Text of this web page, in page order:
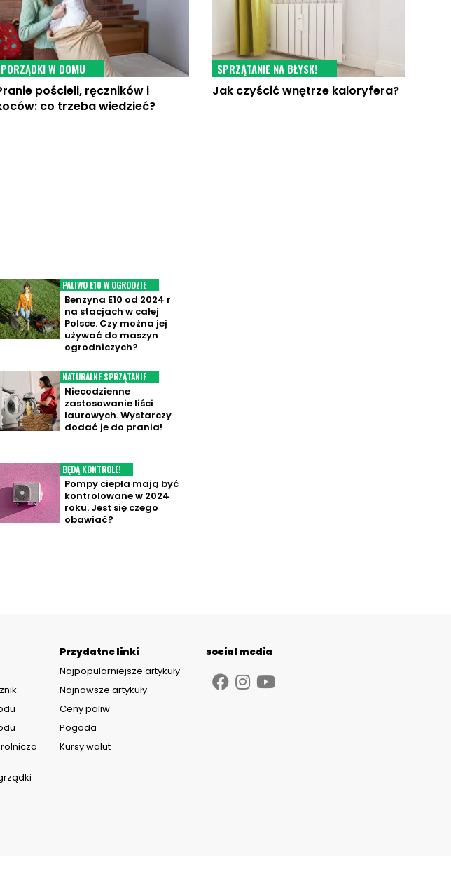
PORZĄDKI W DOMU
pościeli, ręczników i
co trzeba wiedzieć?
SPRZĄTANIE NA BŁYSK!
Jak czyścić wnętrze kaloryfera?
PALIWO E10 W OGRODZIE
Benzyna E10 od 2024 r
na stacjach w całej
Polsce. Czy można jej
używać do maszyn
ogrodniczych?
NATURALNE SPRZĄTANIE
Niecodzienne
zastosowanie liści
laurowych. Wystarczy
dodać je do prania!
BĘDĄ KONTROLE!
Pompy ciepła mają być
kontrolowane w 2024
roku. Jest się czego
obawiać?
Przydatne linki
Najpopularniejsze artykuły
Najnowsze artykuły
Ceny paliw
Pogoda
Kursy walut
social media